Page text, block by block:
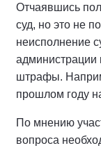
Отчаявшись
суд, но это не
неисполнение
администрации
штрафы.
прошлом году
По мнению
вопроса